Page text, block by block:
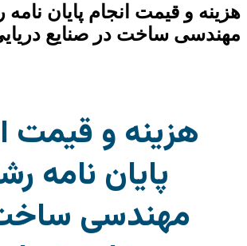
هزینه و قیمت انجام پایان نامه
مهندسی ساخت در صنایع
هزینه و قیمت
پایان نامه
مهندسی